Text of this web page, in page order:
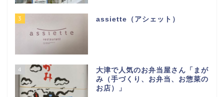
3 assiette（アシェット）
4
大津で人気のお弁当屋さん「まが
み（手づくり、お弁当、お惣菜の
お店）」